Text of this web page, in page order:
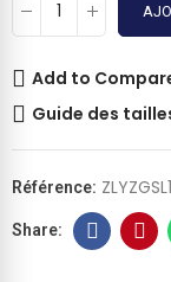
Add to
Guide des
Référence: